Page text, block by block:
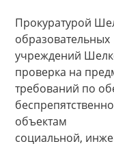
Прокуратурой
образовательных
учреждений
проверка на
требований по
объектам
социальной,